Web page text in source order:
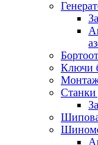
Ключи
Станки